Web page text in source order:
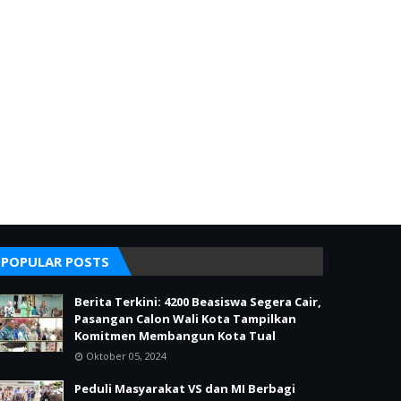
POPULAR POSTS
Berita Terkini: 4200 Beasiswa Segera Cair,
Pasangan Calon Wali Kota Tampilkan
Komitmen Membangun Kota Tual
Oktober 05, 2024
Peduli Masyarakat VS dan MI Berbagi